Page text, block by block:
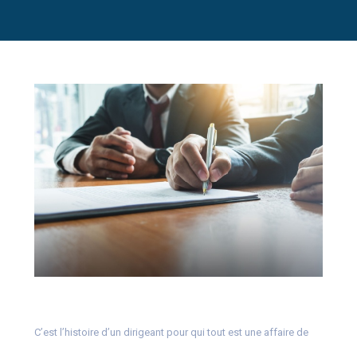
C’est l’histoire d’un dirigeant pour qui tout est une affaire de